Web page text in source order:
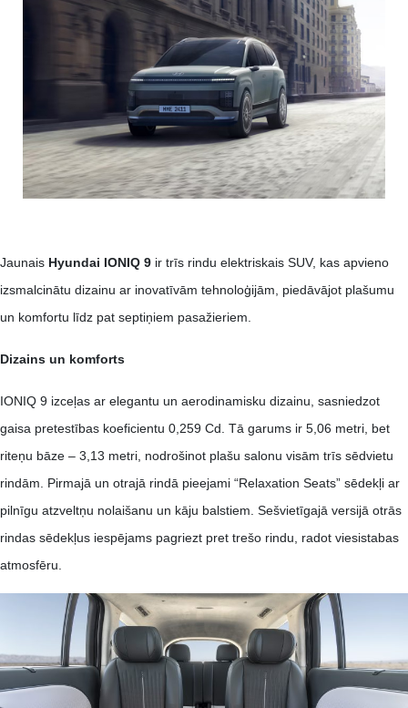
Jaunais Hyundai IONIQ 9 ir trīs rindu elektriskais SUV, kas apvieno
izsmalcinātu dizainu ar inovatīvām tehnoloģijām, piedāvājot plašumu
un komfortu līdz pat septiņiem pasažieriem. ​
Dizains un komforts
IONIQ 9 izceļas ar elegantu un aerodinamisku dizainu, sasniedzot
gaisa pretestības koeficientu 0,259 Cd. Tā garums ir 5,06 metri, bet
riteņu bāze – 3,13 metri, nodrošinot plašu salonu visām trīs sēdvietu
rindām. Pirmajā un otrajā rindā pieejami “Relaxation Seats” sēdekļi ar
pilnīgu atzveltņu nolaišanu un kāju balstiem. Sešvietīgajā versijā otrās
rindas sēdekļus iespējams pagriezt pret trešo rindu, radot viesistabas
atmosfēru. ​